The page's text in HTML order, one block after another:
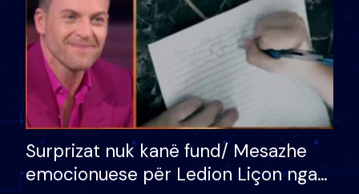
Surprizat nuk kanë fund/ Mesazhe
emocionuese për Ledion Liçon nga